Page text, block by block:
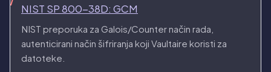
NIST SP 800-38D: GCM
NIST preporuka za Galois/Counter način rada,
autenticirani način šifriranja koji Vaultaire koristi za
datoteke.